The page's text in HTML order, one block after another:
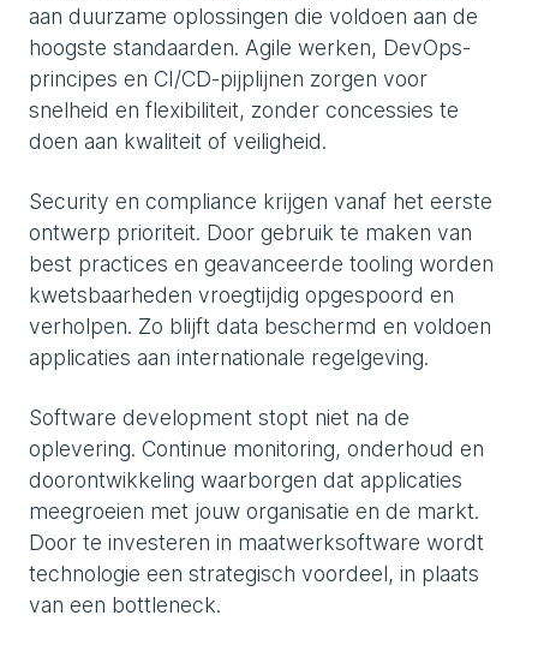
aan duurzame oplossingen die voldoen aan de
hoogste standaarden. Agile werken, DevOps-
principes en CI/CD-pijplijnen zorgen voor
snelheid en flexibiliteit, zonder concessies te
doen aan kwaliteit of veiligheid.
Security en compliance krijgen vanaf het eerste
ontwerp prioriteit. Door gebruik te maken van
best practices en geavanceerde tooling worden
kwetsbaarheden vroegtijdig opgespoord en
verholpen. Zo blijft data beschermd en voldoen
applicaties aan internationale regelgeving.
Software development stopt niet na de
oplevering. Continue monitoring, onderhoud en
doorontwikkeling waarborgen dat applicaties
meegroeien met jouw organisatie en de markt.
Door te investeren in maatwerksoftware wordt
technologie een strategisch voordeel, in plaats
van een bottleneck.